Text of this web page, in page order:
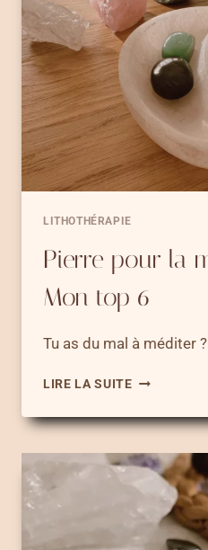
PIERRES
POUR
APAISER
SON
ESPRIT
LITHOTHÉRAPIE
Pierre pour la
Mon top 6
Tu as du mal à méditer
LIRE LA SUITEPIERRE
LA
MON
TOP
6